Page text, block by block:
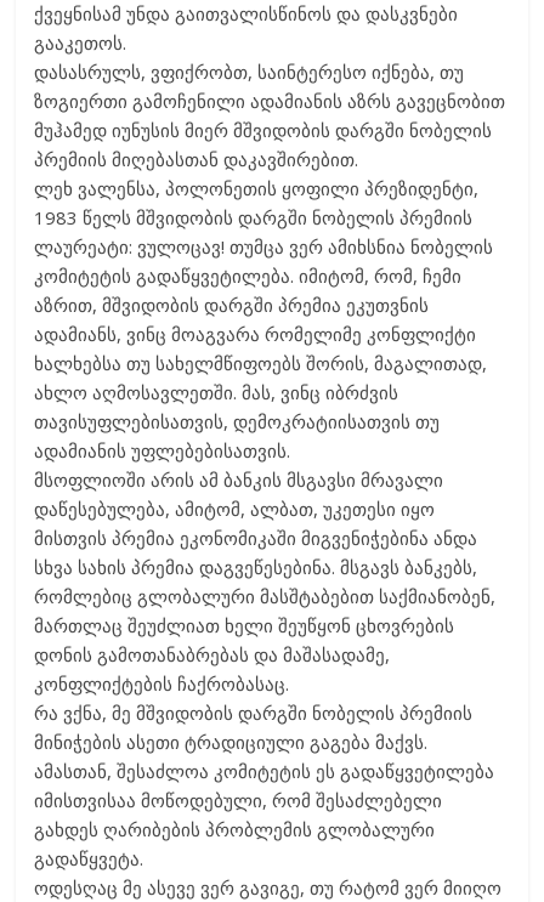
ქვეყნისამ უნდა გაითვალისწინოს და დასკვნები
გააკეთოს.
დასასრულს, ვფიქრობთ, საინტერესო იქნება, თუ
ზოგიერთი გამოჩენილი ადამიანის აზრს გავეცნობით
მუჰამედ იუნუსის მიერ მშვიდობის დარგში ნობელის
პრემიის მიღებასთან დაკავშირებით.
ლეხ ვალენსა, პოლონეთის ყოფილი პრეზიდენტი,
1983 წელს მშვიდობის დარგში ნობელის პრემიის
ლაურეატი: ვულოცავ! თუმცა ვერ ამიხსნია ნობელის
კომიტეტის გადაწყვეტილება. იმიტომ, რომ, ჩემი
აზრით, მშვიდობის დარგში პრემია ეკუთვნის
ადამიანს, ვინც მოაგვარა რომელიმე კონფლიქტი
ხალხებსა თუ სახელმწიფოებს შორის, მაგალითად,
ახლო აღმოსავლეთში. მას, ვინც იბრძვის
თავისუფლებისათვის, დემოკრატიისათვის თუ
ადამიანის უფლებებისათვის.
მსოფლიოში არის ამ ბანკის მსგავსი მრავალი
დაწესებულება, ამიტომ, ალბათ, უკეთესი იყო
მისთვის პრემია ეკონომიკაში მიგვენიჭებინა ანდა
სხვა სახის პრემია დაგვეწესებინა. მსგავს ბანკებს,
რომლებიც გლობალური მასშტაბებით საქმიანობენ,
მართლაც შეუძლიათ ხელი შეუწყონ ცხოვრების
დონის გამოთანაბრებას და მაშასადამე,
კონფლიქტების ჩაქრობასაც.
რა ვქნა, მე მშვიდობის დარგში ნობელის პრემიის
მინიჭების ასეთი ტრადიციული გაგება მაქვს.
ამასთან, შესაძლოა კომიტეტის ეს გადაწყვეტილება
იმისთვისაა მოწოდებული, რომ შესაძლებელი
გახდეს ღარიბების პრობლემის გლობალური
გადაწყვეტა.
ოდესღაც მე ასევე ვერ გავიგე, თუ რატომ ვერ მიიღო